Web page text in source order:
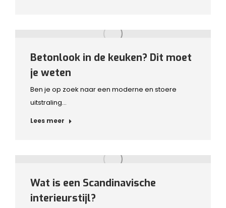
Betonlook in de keuken? Dit moet
je weten
Ben je op zoek naar een moderne en stoere
uitstraling…
Lees meer
Wat is een Scandinavische
interieurstijl?